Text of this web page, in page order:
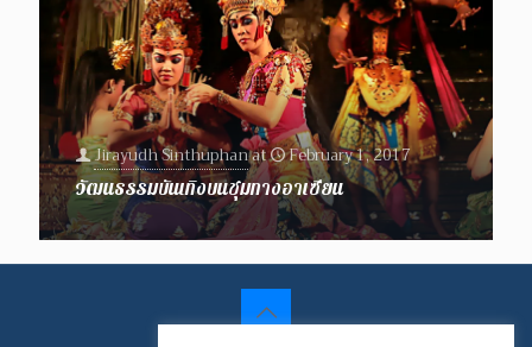
Jirayudh Sinthuphanat
February 1, 2017
วัฒนธรรมบันเทิงบนชุมทางอาเซียน